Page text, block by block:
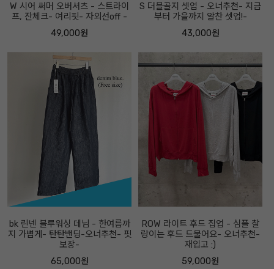
W 시어 써머 오버셔츠 - 스트라이
프, 잔체크- 여리핏- 자외선off -
49,000원
S 더블골지 셋업 - 오너추천- 지금
부터 가을까지 알찬 셋업!-
43,000원
bk 린넨 블루워싱 데님 - 한여름까
지 가볍게- 탄탄밴딩-오너추천- 핏
보장-
65,000원
ROW 라이트 후드 집업 - 심플 찰
랑이는 후드 드물어요- 오너추천-
재입고 :)
59,000원